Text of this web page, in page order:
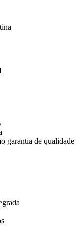
garantia de qualidade